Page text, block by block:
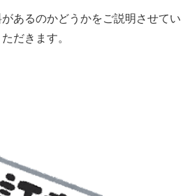
あるのかどうかをご説明させてい
ただきます。